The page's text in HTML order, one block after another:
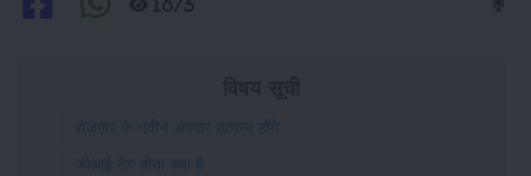
1673
रोजगार के नवीन अवसर उत्पन्न होंगे
जीआई टैग होता क्या है